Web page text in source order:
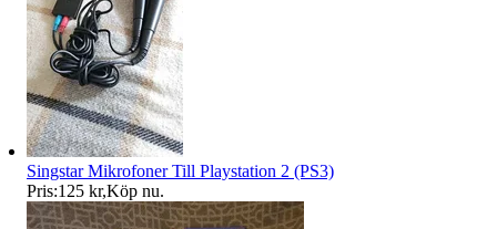
Singstar Mikrofoner Till Playstation 2 (PS3)
Pris:125 kr,Köp nu.